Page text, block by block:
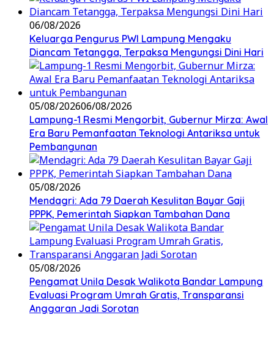
06/08/2026
Keluarga Pengurus PWI Lampung Mengaku
Diancam Tetangga, Terpaksa Mengungsi Dini Hari
05/08/202606/08/2026
Lampung-1 Resmi Mengorbit, Gubernur Mirza: Awal
Era Baru Pemanfaatan Teknologi Antariksa untuk
Pembangunan
05/08/2026
Mendagri: Ada 79 Daerah Kesulitan Bayar Gaji
PPPK, Pemerintah Siapkan Tambahan Dana
05/08/2026
Pengamat Unila Desak Walikota Bandar Lampung
Evaluasi Program Umrah Gratis, Transparansi
Anggaran Jadi Sorotan